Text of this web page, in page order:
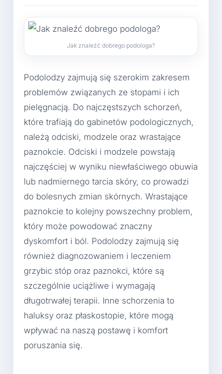
Jak znaleźć dobrego podologa?
Podolodzy zajmują się szerokim zakresem
problemów związanych ze stopami i ich
pielęgnacją. Do najczęstszych schorzeń,
które trafiają do gabinetów podologicznych,
należą odciski, modzele oraz wrastające
paznokcie. Odciski i modzele powstają
najczęściej w wyniku niewłaściwego obuwia
lub nadmiernego tarcia skóry, co prowadzi
do bolesnych zmian skórnych. Wrastające
paznokcie to kolejny powszechny problem,
który może powodować znaczny
dyskomfort i ból. Podolodzy zajmują się
również diagnozowaniem i leczeniem
grzybic stóp oraz paznokci, które są
szczególnie uciążliwe i wymagają
długotrwałej terapii. Inne schorzenia to
haluksy oraz płaskostopie, które mogą
wpływać na naszą postawę i komfort
poruszania się.